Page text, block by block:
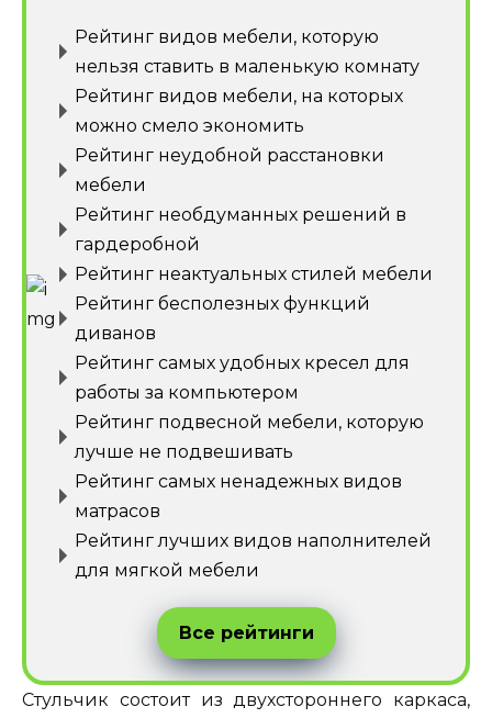
Рейтинг видов мебели, которую
нельзя ставить в маленькую комнату
Рейтинг видов мебели, на которых
можно смело экономить
Рейтинг неудобной расстановки
мебели
Рейтинг необдуманных решений в
гардеробной
Рейтинг неактуальных стилей мебели
Рейтинг бесполезных функций
диванов
Рейтинг самых удобных кресел для
работы за компьютером
Рейтинг подвесной мебели, которую
лучше не подвешивать
Рейтинг самых ненадежных видов
матрасов
Рейтинг лучших видов наполнителей
для мягкой мебели
Все рейтинги
Стульчик состоит из двухстороннего каркаса,